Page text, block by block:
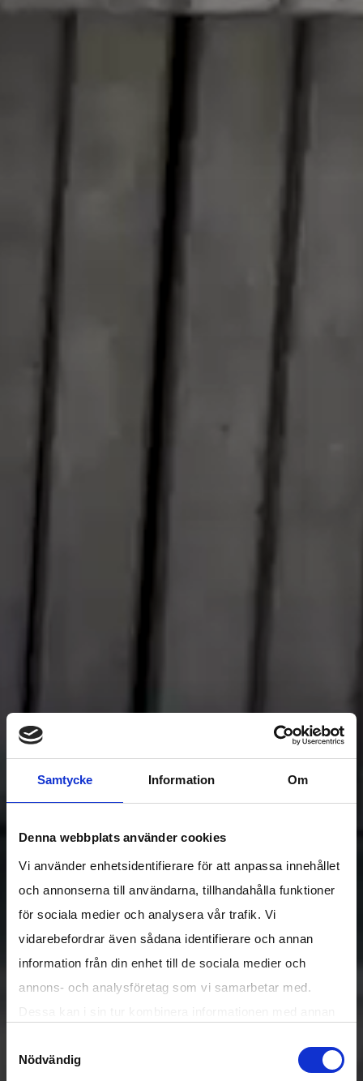
Samtycke Information Om
Denna webbplats använder cookies
Vi använder enhetsidentifierare för att anpassa innehållet
och annonserna till användarna, tillhandahålla funktioner
för sociala medier och analysera vår trafik. Vi
vidarebefordrar även sådana identifierare och annan
information från din enhet till de sociala medier och
annons- och analysföretag som vi samarbetar med.
samlat in när du har använt deras tjänster.
Nödvändig